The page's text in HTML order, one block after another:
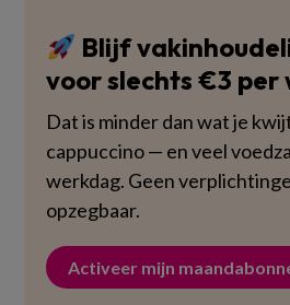
Blijf
voor slechts €3 per
Dat is minder dan wat je
cappuccino — en veel
werkdag. Geen
opzegbaar.
Activeer mijn